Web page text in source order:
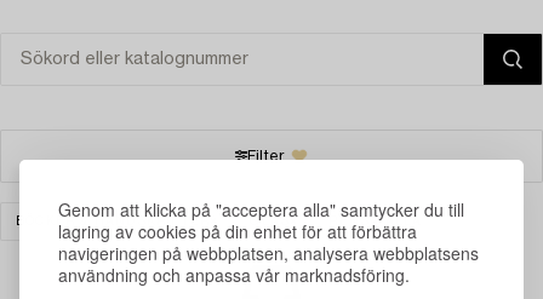
Genom att klicka på "acceptera alla" samtycker du till
lagring av cookies på din enhet för att förbättra
navigeringen på webbplatsen, analysera webbplatsens
användning och anpassa vår marknadsföring.
Filter
BÖCKER & HANDSKRIFTER GLAS RENSA ALLA